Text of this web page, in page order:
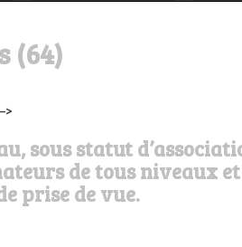
(64)
sous statut
de tous niveaux et
prise de vue.